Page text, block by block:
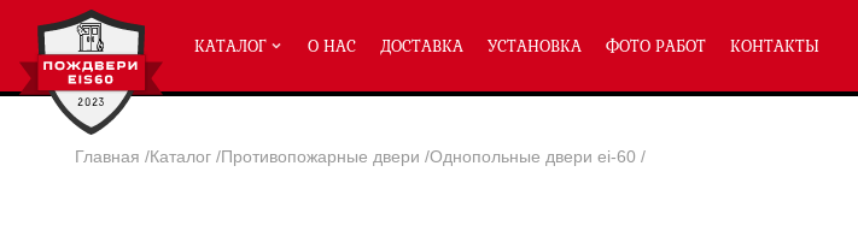
КАТАЛОГ О НАС ДОСТАВКА УСТАНОВКА ФОТО РАБОТ КОНТАКТЫ
Главная /Каталог /Противопожарные двери /Однопольные двери ei-60 /